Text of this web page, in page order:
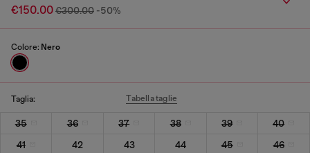
€150.00€300.00 -50%
Colore: Nero
Taglia: Tabella taglie
35 36 37 38 39
40
41
42 43 44 45 46